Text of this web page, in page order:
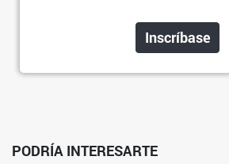
Inscríbase
PODRÍA INTERESARTE